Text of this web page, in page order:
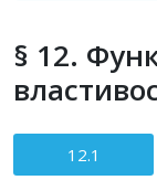
§ 12.
Зміст статті
12.1